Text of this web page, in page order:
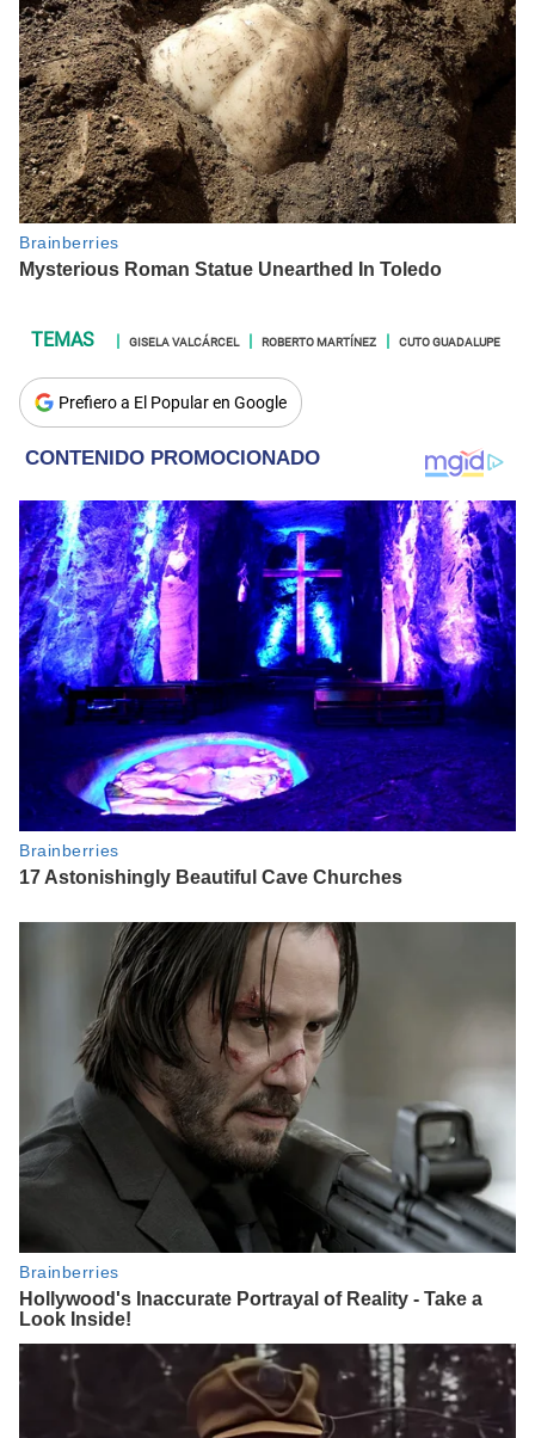
GISELA VALCÁRCEL ROBERTO MARTÍNEZ CUTO GUADALUPE
Prefiero a El Popular en Google